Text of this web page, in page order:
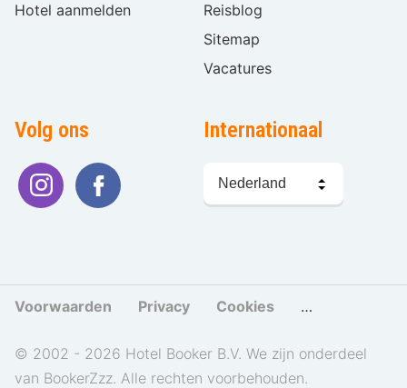
Hotel aanmelden
Reisblog
Sitemap
Vacatures
Volg ons Internationaal
kiezen
Voorwaarden Privacy Cookies Cookies
© 2002 - 2026 Hotel Booker B.V. We zijn onderdeel
van BookerZzz. Alle rechten voorbehouden.